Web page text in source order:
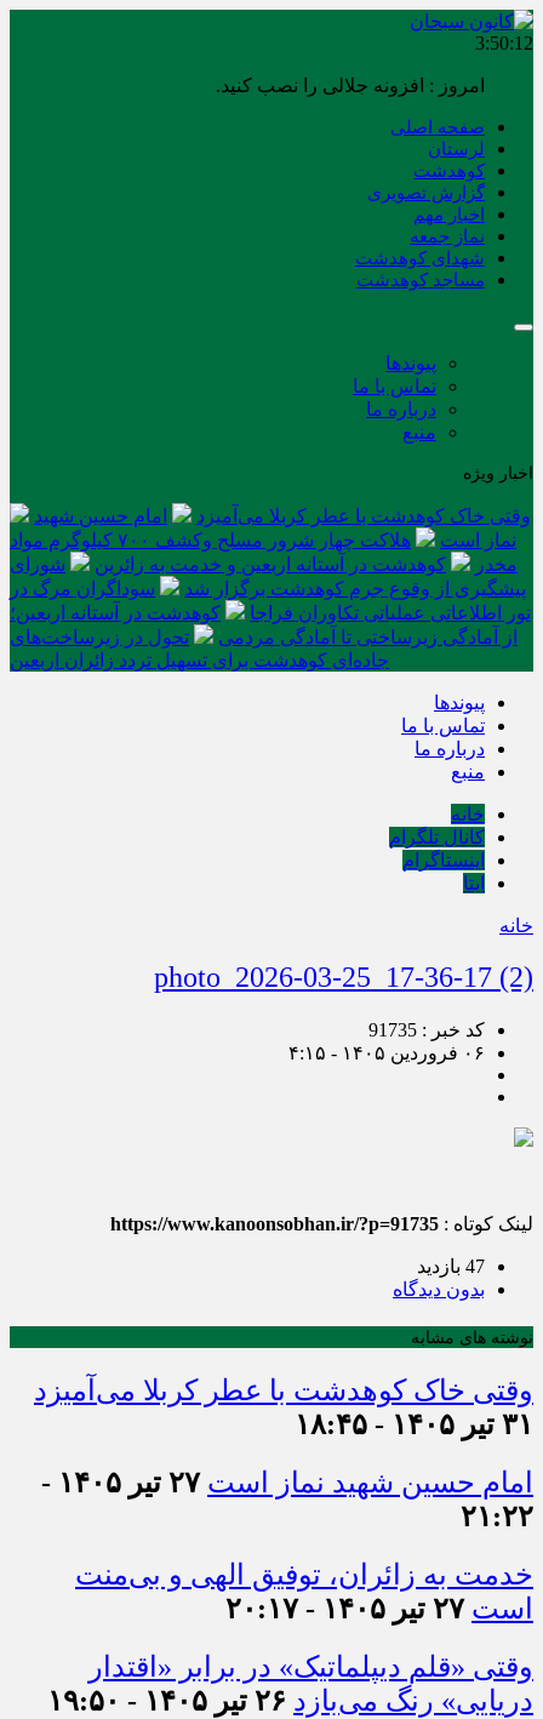
3:50:12
امروز : افزونه جلالی را نصب کنید.
صفحه اصلی
لرستان
کوهدشت
گزارش تصویری
اخبار مهم
نماز جمعه
شهدای کوهدشت
مساجد کوهدشت
پیوندها
تماس با ما
درباره ما
منبع
اخبار ویژه
وقتی خاک کوهدشت با عطر کربلا می‌آمیزد
امام حسین شهید
نماز است
هلاکت چهار شرور مسلح وکشف ۷۰۰ کیلوگرم مواد
مخدر
کوهدشت در آستانه اربعین و خدمت‌ به زائرین
شورای
پیشگیری از وقوع جرم کوهدشت برگزار شد
سوداگران مرگ در
تور اطلاعاتی عملیاتی تکاوران فراجا
کوهدشت در آستانه اربعین؛
از آمادگی زیرساختی تا آمادگی مردمی
تحول در زیرساخت‌های
جاده‌ای کوهدشت برای تسهیل تردد زائران اربعین
پیوندها
تماس با ما
درباره ما
منبع
خانه
کانال تلگرام
اینستاگرام
ایتا
خانه
photo_2026-03-25_17-36-17 (2)
کد خبر : 91735
۰۶ فروردین ۱۴۰۵ - ۴:۱۵
لینک کوتاه : https://www.kanoonsobhan.ir/?p=91735
47 بازدید
بدون دیدگاه
نوشته های مشابه
وقتی خاک کوهدشت با عطر کربلا می‌آمیزد
۳۱ تیر ۱۴۰۵ - ۱۸:۴۵
امام حسین شهید نماز است
۲۷ تیر ۱۴۰۵ -
۲۱:۲۲
خدمت به زائران، توفیق الهی و بی‌منت
است ۲۷ تیر ۱۴۰۵ - ۲۰:۱۷
وقتی «قلم دیپلماتیک» در برابر «اقتدار
دریایی» رنگ می‌بازد ۲۶ تیر ۱۴۰۵ - ۱۹:۵۰